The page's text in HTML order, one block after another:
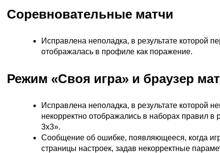
Соревновательные матчи
Исправлена неполадка, в результате которой
отображалась в профиле как поражение.
Режим «Своя игра» и браузер
Исправлена неполадка, в результате которой
некорректно отображались в наборах правил
3х3».
Сообщение об ошибке, появляющееся, когда
страницы настроек, задав некорректные